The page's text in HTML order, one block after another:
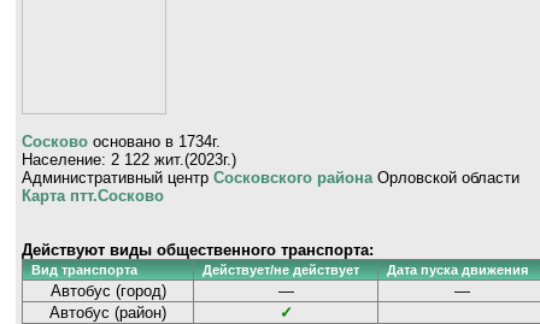
Сосково основано в 1734г.
Население: 2 122 жит.(2023г.)
Административный центр Сосковского района Орловской области
Карта птт.Сосково
Действуют виды общественного транспорта:
Вид транспорта Действует/не действует Дата пуска движения
Автобус (город) —
—
Автобус (район)
✓